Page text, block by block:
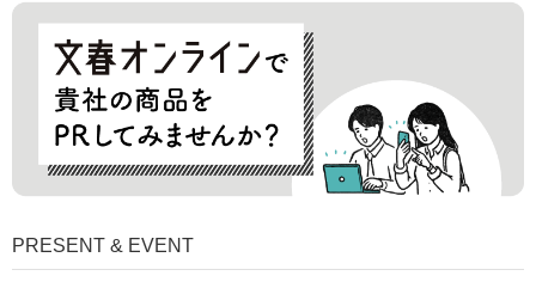
PRESENT & EVENT